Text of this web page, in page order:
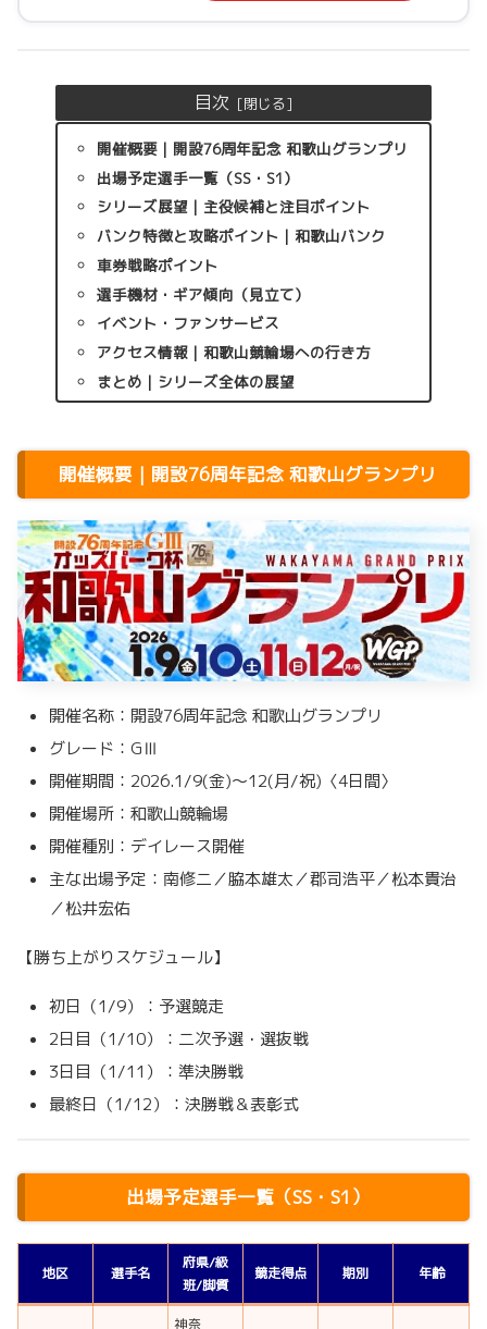
目次
開催概要｜開設76周年記念 和歌山グランプリ
出場予定選手一覧（SS・S1）
シリーズ展望｜主役候補と注目ポイント
バンク特徴と攻略ポイント｜和歌山バンク
車券戦略ポイント
選手機材・ギア傾向（見立て）
イベント・ファンサービス
アクセス情報｜和歌山競輪場への行き方
まとめ｜シリーズ全体の展望
開催概要｜開設76周年記念 和歌山グランプリ
開催名称：開設76周年記念 和歌山グランプリ
グレード：GⅢ
開催期間：2026.1/9(金)〜12(月/祝)〈4日間〉
開催場所：和歌山競輪場
開催種別：デイレース開催
主な出場予定：南修二／脇本雄太／郡司浩平／松本貴治
／松井宏佑
【勝ち上がりスケジュール】
初日（1/9）：予選競走
2日目（1/10）：二次予選・選抜戦
3日目（1/11）：準決勝戦
最終日（1/12）：決勝戦＆表彰式
出場予定選手一覧（SS・S1）
地区 選手名
府県/級
班/脚質
競走得点 期別 年齢
神奈